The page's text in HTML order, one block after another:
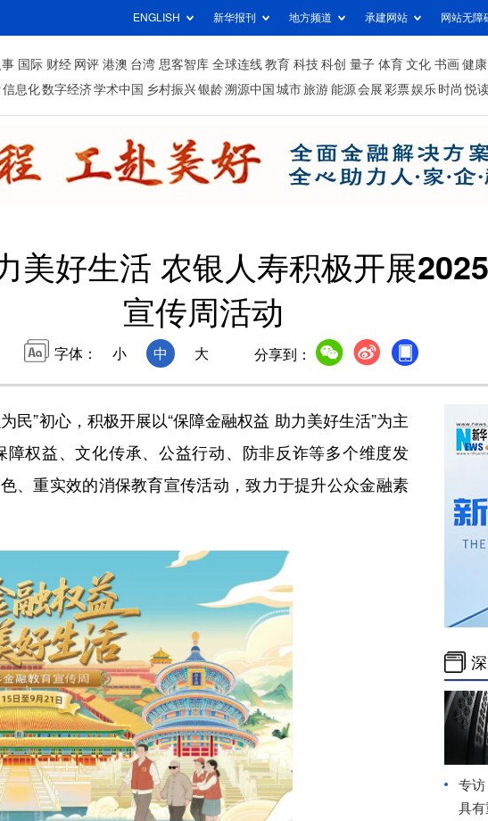
ENGLISH 新华报刊 地方频道 承建网站 网站无障
事 国际 财经 网评 港澳 台湾 思客智库 全球连线 教育 科技 科创 量子 体育 文化 书画 健康
信息化数字经济学术中国 乡村振兴银龄溯源中国 城市旅游 能源 会展 彩票娱乐 时尚 悦
美好生活 农银人寿积极开展
宣传周活动
字体： 小 中 大 分享到：
”初心，积极开展以“保障金融权益 助力美好生活”为主
权益、文化传承、公益行动、防非反诈等多个维度发
、重实效的消保教育宣传活动，致力于提升公众金融素
专访
具有